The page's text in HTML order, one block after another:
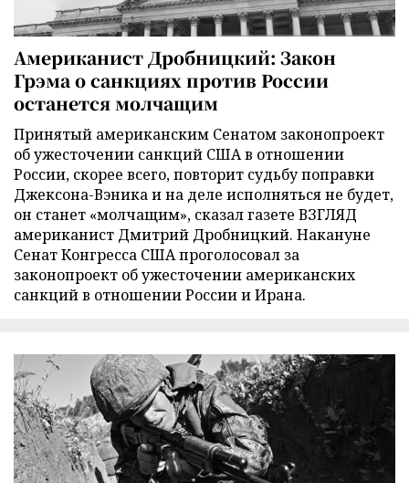
Американист Дробницкий: Закон
Грэма о санкциях против России
останется молчащим
Принятый американским Сенатом законопроект
об ужесточении санкций США в отношении
России, скорее всего, повторит судьбу поправки
Джексона-Вэника и на деле исполняться не будет,
он станет «молчащим», сказал газете ВЗГЛЯД
американист Дмитрий Дробницкий. Накануне
Сенат Конгресса США проголосовал за
законопроект об ужесточении американских
санкций в отношении России и Ирана.